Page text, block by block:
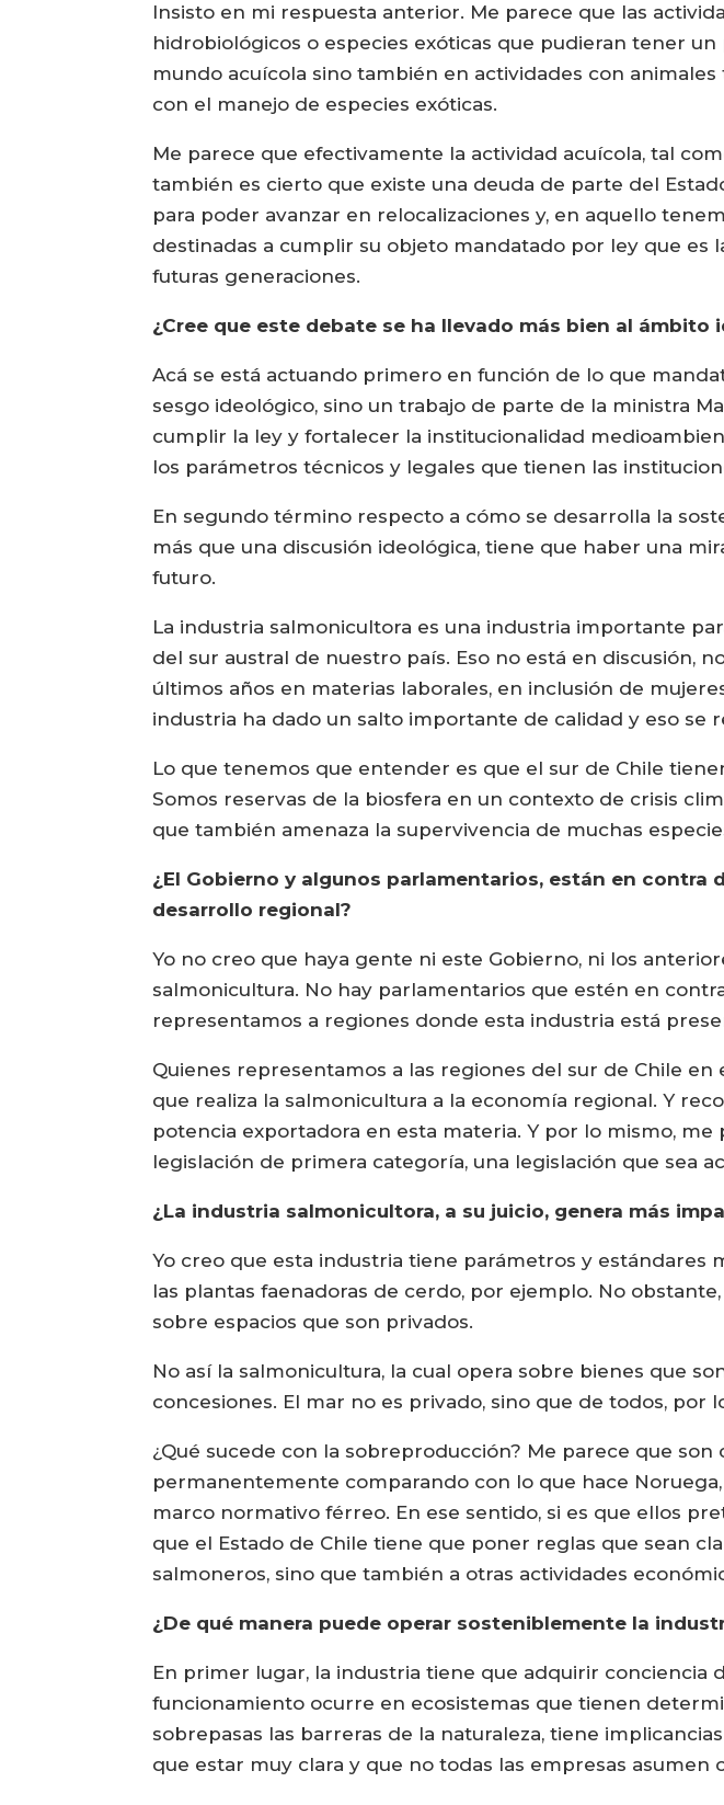
Insisto en mi respuesta anterior. Me parece que las
hidrobiológicos o especies exóticas que pudieran tener
mundo acuícola sino también en actividades con
con el manejo de especies exóticas.
Me parece que efectivamente la actividad acuícola, tal
también es cierto que existe una deuda de parte del
para poder avanzar en relocalizaciones y, en aquello
destinadas a cumplir su objeto mandatado por ley que es
futuras generaciones.
¿Cree que este debate se ha llevado más bien al
Acá se está actuando primero en función de lo que
sesgo ideológico, sino un trabajo de parte de la ministra
cumplir la ley y fortalecer la institucionalidad
los parámetros técnicos y legales que tienen las
En segundo término respecto a cómo se desarrolla la
más que una discusión ideológica, tiene que haber una
futuro.
La industria salmonicultora es una industria importante
del sur austral de nuestro país. Eso no está en discusión,
últimos años en materias laborales, en inclusión de
industria ha dado un salto importante de calidad y eso se
Lo que tenemos que entender es que el sur de Chile
Somos reservas de la biosfera en un contexto de crisis
que también amenaza la supervivencia de muchas
¿El Gobierno y algunos parlamentarios, están en
desarrollo regional?
Yo no creo que haya gente ni este Gobierno, ni los
salmonicultura. No hay parlamentarios que estén en
representamos a regiones donde esta industria está
Quienes representamos a las regiones del sur de Chile
que realiza la salmonicultura a la economía regional. Y
potencia exportadora en esta materia. Y por lo mismo,
legislación de primera categoría, una legislación que sea
¿La industria salmonicultora, a su juicio, genera más
Yo creo que esta industria tiene parámetros y
las plantas faenadoras de cerdo, por ejemplo. No
sobre espacios que son privados.
No así la salmonicultura, la cual opera sobre bienes que
concesiones. El mar no es privado, sino que de todos,
¿Qué sucede con la sobreproducción? Me parece que
permanentemente comparando con lo que hace
marco normativo férreo. En ese sentido, si es que ellos
que el Estado de Chile tiene que poner reglas que sean
salmoneros, sino que también a otras actividades
¿De qué manera puede operar sosteniblemente la
En primer lugar, la industria tiene que adquirir conciencia
funcionamiento ocurre en ecosistemas que tienen
sobrepasas las barreras de la naturaleza, tiene
que estar muy clara y que no todas las empresas asumen